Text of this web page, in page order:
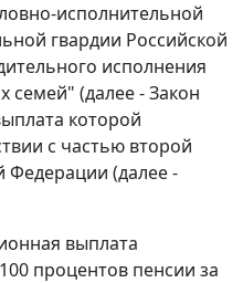
исполнительной
гвардии Российской
исполнения
семей" (далее - Закон
которой
с частью второй
Федерации (далее -
выплата
процентов пенсии за